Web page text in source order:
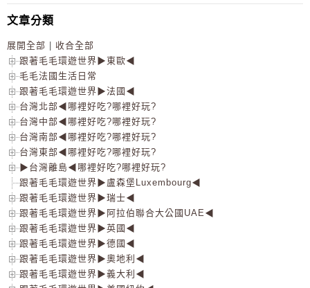
文章分類
展開全部
收合全部
跟著毛毛環遊世界▶東歐◀
毛毛法國生活日常
跟著毛毛環遊世界▶法國◀
台灣北部◀哪裡好吃?哪裡好玩?
台灣中部◀哪裡好吃?哪裡好玩?
台灣南部◀哪裡好吃?哪裡好玩?
台灣東部◀哪裡好吃?哪裡好玩?
▶台灣離島◀哪裡好吃?哪裡好玩?
跟著毛毛環遊世界▶盧森堡Luxembourg◀
跟著毛毛環遊世界▶瑞士◀
跟著毛毛環遊世界▶阿拉伯聯合大公國UAE◀
跟著毛毛環遊世界▶英國◀
跟著毛毛環遊世界▶德國◀
跟著毛毛環遊世界▶奧地利◀
跟著毛毛環遊世界▶義大利◀